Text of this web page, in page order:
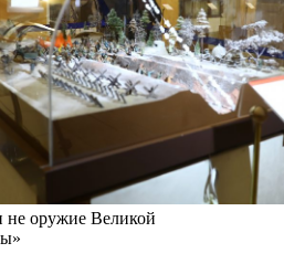
оружие Великой